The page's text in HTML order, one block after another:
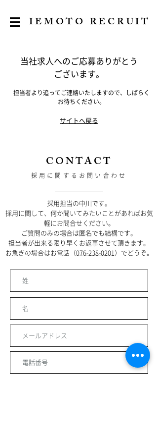
​IEMOTO RECRUIT
当社求人へのご応募ありがとう
ございます。
​担当者より追ってご連絡いたしますので、しばらく
お待ちください。
​サイトへ戻る
​CONTACT
​採用に関するお問い合わせ
採用担当の中川です。
​採用に関して、何か聞いてみたいことがあればお気
軽にお問合せください。
ご質問のみの場合は匿名でも結構です。
担当者が出来る限り早くお返事させて頂きます。
お急ぎの場合はお電話（076-238-0201 ）でどうぞ。